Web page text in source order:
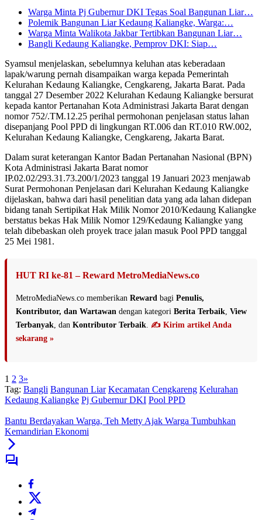
Warga Minta Pj Gubernur DKI Tegas Soal Bangunan Liar…
Polemik Bangunan Liar Kedaung Kaliangke, Warga:…
Warga Minta Walikota Jakbar Tertibkan Bangunan Liar…
Bangli Kedaung Kaliangke, Pemprov DKI: Siap…
Syamsul menjelaskan, sebelumnya keluhan atas keberadaan
lapak/warung pernah disampaikan warga kepada Pemerintah
Kelurahan Kedaung Kaliangke, Cengkareng, Jakarta Barat. Pada
tanggal 27 Desember 2022 Kelurahan Kedaung Kaliangke bersurat
kepada kantor Pertanahan Kota Administrasi Jakarta Barat dengan
nomor 752/.TM.12.25 perihal permohonan penjelasan status lahan
disepanjang Pool PPD di lingkungan RT.006 dan RT.010 RW.002,
Kelurahan Kedaung Kaliangke, Cengkareng, Jakarta Barat.
Dalam surat keterangan Kantor Badan Pertanahan Nasional (BPN)
Kota Administrasi Jakarta Barat nomor
IP.02.02/293.31.73.200/1/2023 tanggal 19 Januari 2023 menjawab
Surat Permohonan Penjelasan dari Kelurahan Kedaung Kaliangke
dijelaskan, bahwa dari hasil penelitian data yang ada lahan didepan
bidang tanah Sertipikat Hak Milik Nomor 2010/Kedaung Kaliangke
berstatus bekas Hak Milik Nomor 129/Kedaung Kaliangke yang
telah dibebaskan oleh proyek trace jalan masuk Pool PPD tanggal
25 Mei 1981.
HUT RI ke-81 – Reward MetroMediaNews.co
MetroMediaNews.co memberikan Reward bagi Penulis,
Kontributor, dan Wartawan dengan kategori Berita Terbaik View
Terbanyak , dan Kontributor Terbaik ✍️ Kirim artikel Anda
sekarang »
1 2 3»
Tag: Bangli Bangunan Liar Kecamatan Cengkareng Kelurahan
Kedaung Kaliangke Pj Gubernur DKI Pool PPD
Bantu Berdayakan Warga, Teh Metty Ajak Warga Tumbuhkan
Kemandirian Ekonomi